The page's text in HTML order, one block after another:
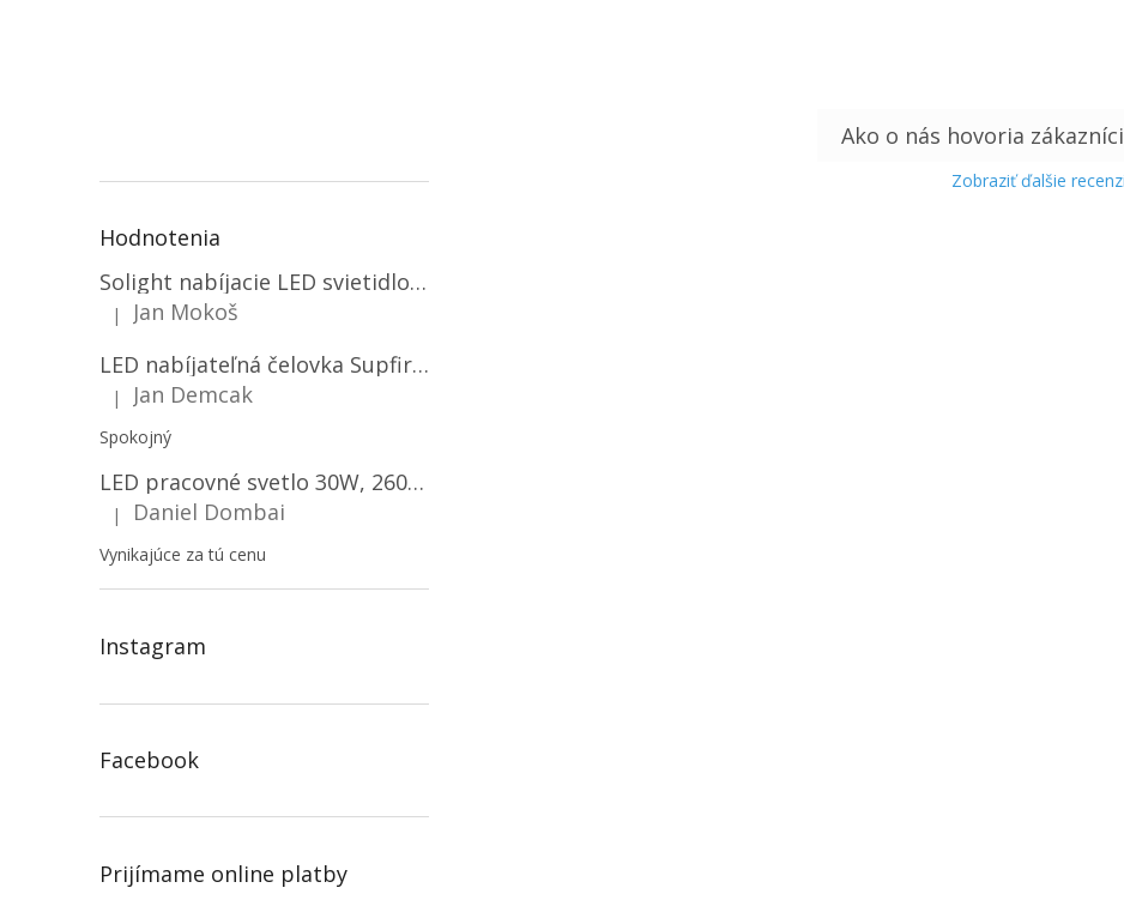
Hodnotenia
Solight nabíjacie LED svietidlo, 600lm, 2200mAh Li-Ion, USB nabíjanie [WN22]
Hodnotenie produktu je 5 z 5 hviezdičiek.
|
Jan Mokoš
LED nabíjateľná čelovka Supfire HL06, 3 módy + SOS + senzor, nabíjanie cez Micro-USB, 5W, 500lm, 300m
Hodnotenie produktu je 5 z 5 hviezdičiek.
| Jan Demcak
Spokojný
LED pracovné svetlo 30W, 2600LM, 12V/24V, IP67/2-PACK! [LB0087]
Hodnotenie produktu je 5 z 5 hviezdičiek.
| Daniel Dombai
Vynikajúce za tú cenu
Instagram
Facebook
Prijímame online platby
Zobraziť ďalšie